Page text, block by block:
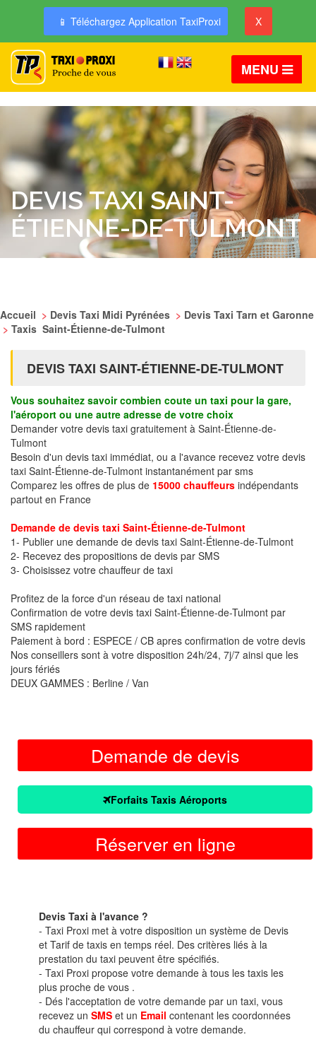
📱 Téléchargez Application TaxiProxi X
MENU
DEVIS TAXI SAINT-
ÉTIENNE-DE-TULMONT
Accueil > Devis Taxi Midi Pyrénées > Devis Taxi Tarn et Garonne
> Taxis Saint-Étienne-de-Tulmont
DEVIS TAXI SAINT-ÉTIENNE-DE-TULMONT
Vous souhaitez savoir combien coute un taxi pour la gare,
l'aéroport ou une autre adresse de votre choix
Demander votre devis taxi gratuitement à Saint-Étienne-de-
Tulmont
Besoin d'un devis taxi immédiat, ou a l'avance recevez votre devis
taxi Saint-Étienne-de-Tulmont instantanément par sms
Comparez les offres de plus de 15000 chauffeurs indépendants
partout en France
Demande de devis taxi Saint-Étienne-de-Tulmont
1- Publier une demande de devis taxi Saint-Étienne-de-Tulmont
2- Recevez des propositions de devis par SMS
3- Choisissez votre chauffeur de taxi
Profitez de la force d'un réseau de taxi national
Confirmation de votre devis taxi Saint-Étienne-de-Tulmont par
SMS rapidement
Paiement à bord : ESPECE / CB apres confirmation de votre devis
Nos conseillers sont à votre disposition 24h/24, 7j/7 ainsi que les
jours fériés
DEUX GAMMES : Berline / Van
Demande de devis
Forfaits Taxis Aéroports
Réserver en ligne
Devis Taxi à l'avance ?
- Taxi Proxi met à votre disposition un système de Devis
et Tarif de taxis en temps réel. Des critères liés à la
prestation du taxi peuvent être spécifiés.
- Taxi Proxi propose votre demande à tous les taxis les
plus proche de vous .
- Dés l'acceptation de votre demande par un taxi, vous
recevez un SMS et un Email contenant les coordonnées
du chauffeur qui correspond à votre demande.